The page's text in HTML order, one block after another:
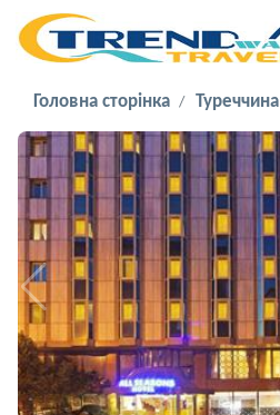
Головна сторінка Туреччина